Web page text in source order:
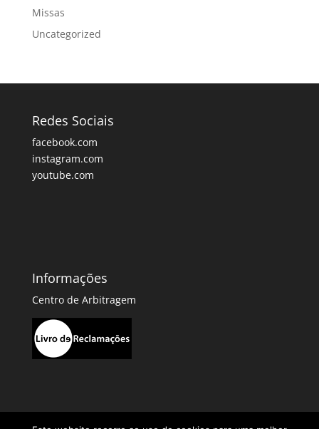
Missas
Uncategorized
Redes Sociais
facebook.com
instagram.com
youtube.com
Informações
Centro de Arbitragem